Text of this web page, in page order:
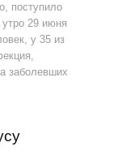
поступило
29 июня
у 35 из
заболевших